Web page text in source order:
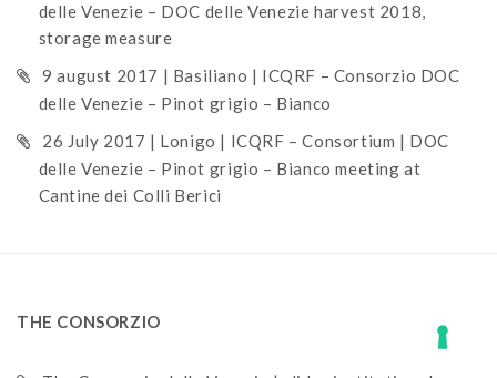
delle Venezie – DOC delle Venezie harvest 2018,
storage measure
9 august 2017 | Basiliano | ICQRF – Consorzio DOC
delle Venezie – Pinot grigio – Bianco
26 July 2017 | Lonigo | ICQRF – Consortium | DOC
delle Venezie – Pinot grigio – Bianco meeting at
Cantine dei Colli Berici
THE CONSORZIO